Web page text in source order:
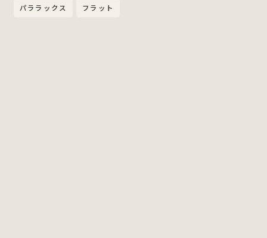
パララックス フラット